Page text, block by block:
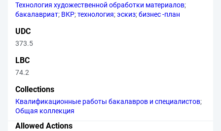
Технология художественной обработки материалов;
бакалавриат; ВКР;технология;эскиз;бизнес -план
UDC
373.5
LBC
74.2
Collections
Квалификационные работы бакалавров и специалистов;
Общая коллекция
Allowed Actions